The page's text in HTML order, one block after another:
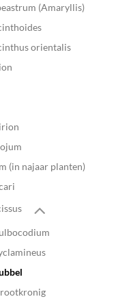
(Amaryllis)
orientalis
(in najaar planten)